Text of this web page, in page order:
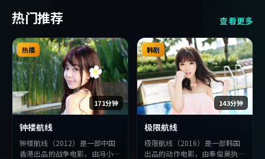
热门推荐 查看更多
171分钟
热播
钟楼航线
钟楼航线（2012）是一部中国
香港出品的战争电影，由冯小刚
143分钟
韩剧
极限航线
极限航线（2016）是一部韩国
出品的动作电影，由奉俊昊执